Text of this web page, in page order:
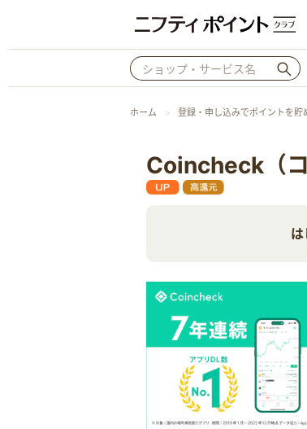
ホーム 登録・申し込みでポイントを貯
Coincheck（コ